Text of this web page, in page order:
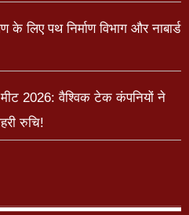
लिए पथ निर्माण विभाग और नाबार्ड
मीट 2026: वैश्विक टेक कंपनियों ने
रुचि!